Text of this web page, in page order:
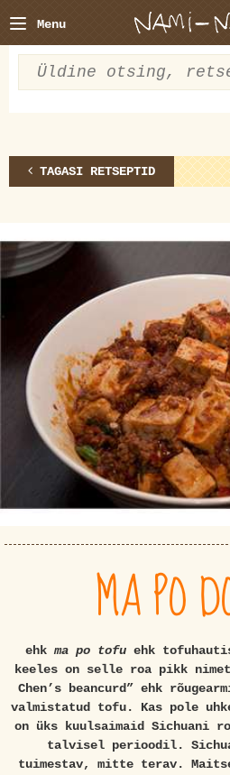
Menu
TAGASI RETSEPTID
MA PO
ehk ma po tofu ehk
keeles on selle roa pikk
Chen’s beancurd” ehk
valmistatud tofu. Kas pole
on üks kuulsaimaid
talvisel perioodil.
tuimestav, mitte terav.